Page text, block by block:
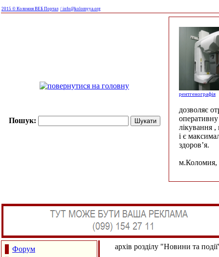
2015 © Коломия ВЕБ Портал / info@kolomyya.org
Пошук:
рентгенографія
дозволяє
лікування ,
і є
здоров’я.
м.Коломия,
Форум
архів розділу "Новини та